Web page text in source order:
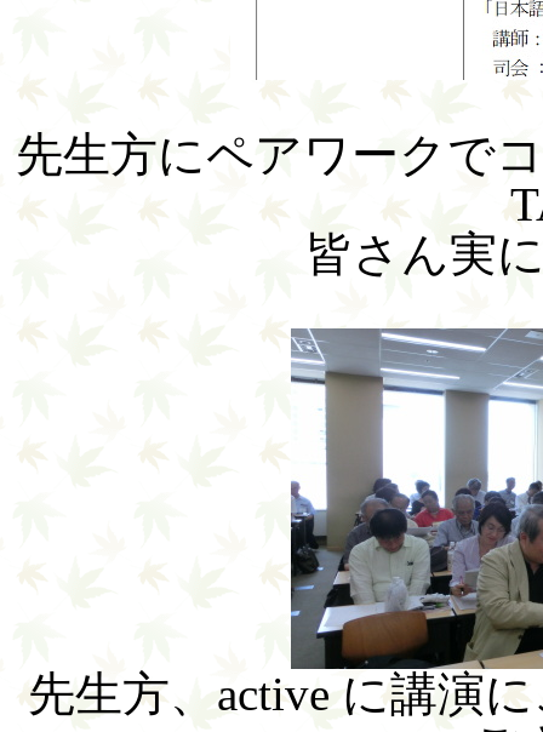
先生方にペアワークで
皆さん実
先生方、active に講演